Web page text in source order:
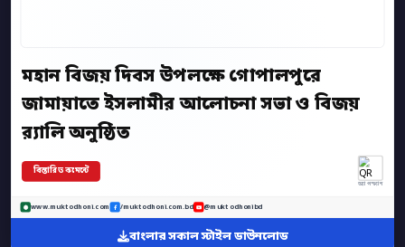
মহান বিজয় দিবস উপলক্ষে গোপালপুরে
জামায়াতে ইসলামীর আলোচনা সভা ও বিজয়
র‍্যালি অনুষ্ঠিত
বিস্তারিত কমেন্টে
অ্যাপ স্ক্যান
www.muktodhoni.com /muktodhoni.com.bd @muktodhonibd
বাংলার সকাল স্টাইল ডাউনলোড